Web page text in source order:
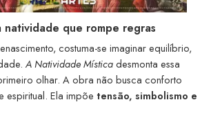
natividade que rompe regras
costuma-se imaginar equilíbrio,
A Natividade Místicadesmonta essa
olhar. A obra não busca conforto
espiritual. Ela impõe tensão, simbolismo e